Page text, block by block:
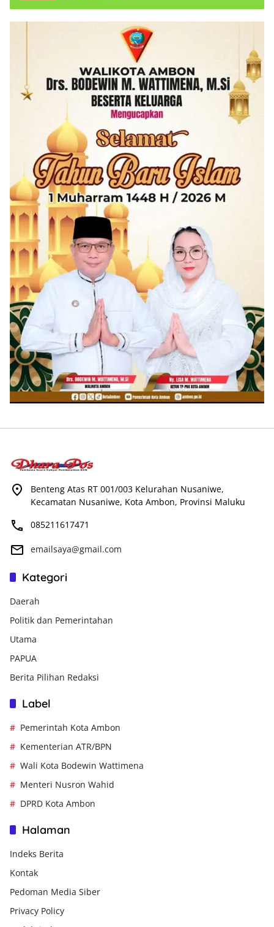
Benteng Atas RT 001/003 Kelurahan Nusaniwe,
Kecamatan Nusaniwe, Kota Ambon, Provinsi Maluku
085211617471
emailsaya@gmail.com
Kategori
Daerah
Politik dan Pemerintahan
Utama
PAPUA
Berita Pilihan Redaksi
Label
Pemerintah Kota Ambon
Kementerian ATR/BPN
Wali Kota Bodewin Wattimena
Menteri Nusron Wahid
DPRD Kota Ambon
Halaman
Indeks Berita
Kontak
Pedoman Media Siber
Privacy Policy